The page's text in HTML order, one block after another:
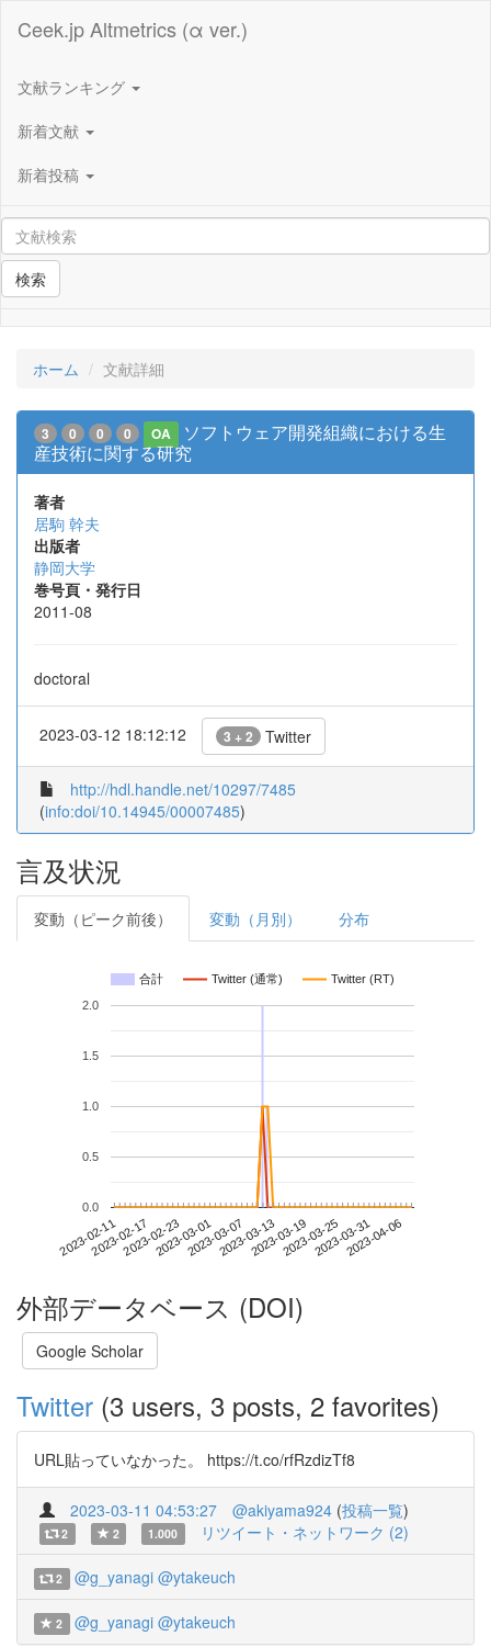
Ceek.jp Altmetrics (α ver.)
文献ランキング
新着文献
新着投稿
検索
ホーム 文献詳細
3 0 0 0 OA
ソフトウェア開発組織における生
産技術に関する研究
著者
居駒 幹夫
出版者
静岡大学
巻号頁・発行日
2011-08
doctoral
2023-03-12 18:12:12 3 + 2 Twitter
http://hdl.handle.net/10297/7485
(info:doi/10.14945/00007485)
言及状況
変動（ピーク前後） 変動（月別） 分布
合計 Twitter (通常) Twitter (RT)
2023-02-112023-02-172023-02-232023-03-012023-03-072023-03-132023-03-192023-03-252023-03-312023-04-06
0.0
0.5
1.0
1.5
2.0
外部データベース (DOI)
Google Scholar
Twitter (3 users, 3 posts, 2 favorites)
URL貼っていなかった。 https://t.co/rfRzdizTf8
2023-03-11 04:53:27 @akiyama924 (投稿一覧)
2 2 1.000 リツイート・ネットワーク (2)
2 @g_yanagi @ytakeuch
2 @g_yanagi @ytakeuch